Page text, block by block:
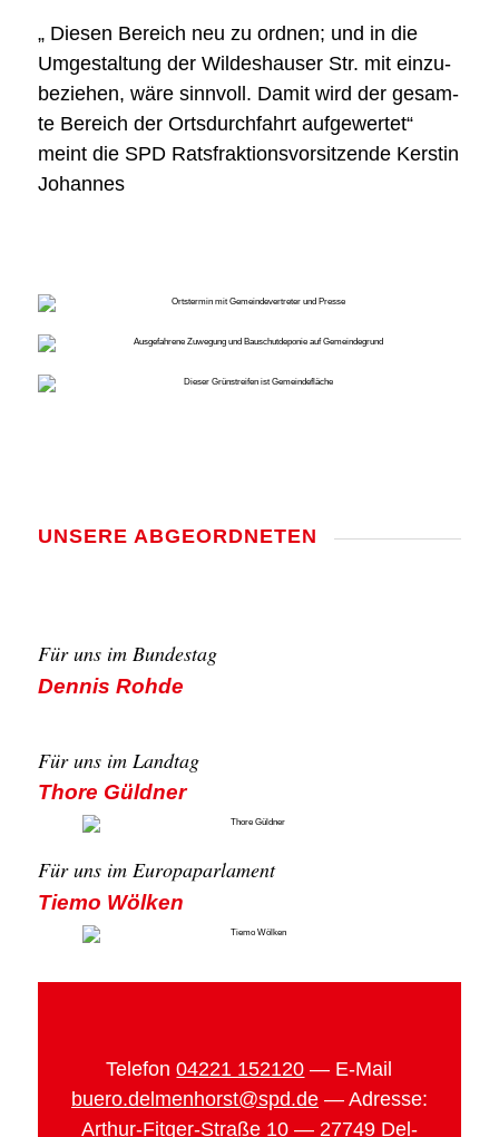
„ Die­sen Bereich neu zu ord­nen; und in die
Umge­stal­tung der Wil­des­hau­ser Str. mit ein­zu­
be­zie­hen, wäre sinn­voll. Damit wird der gesam­
te Bereich der Orts­durch­fahrt auf­ge­wer­tet“
meint die SPD Rats­frak­ti­ons­vor­sit­zen­de Kers­tin
Johan­nes
UNSE­RE ABGE­ORD­NE­TEN
Für uns im Bun­des­tag
Den­nis Roh­de
Für uns im Land­tag
Tho­re Güld­ner
Für uns im Euro­pa­par­la­ment
Tie­mo Wöl­ken
Tele­fon04221 152120 — E‑Mail
buero.delmenhorst@spd.de— Adres­se:
Arthur-Fit­ger-Stra­ße 10 — 27749 Del­